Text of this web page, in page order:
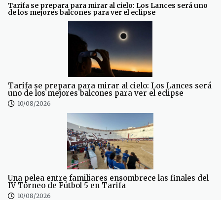
Tarifa se prepara para mirar al cielo: Los Lances será uno
de los mejores balcones para ver el eclipse
Tarifa se prepara para mirar al cielo: Los Lances será
uno de los mejores balcones para ver el eclipse
10/08/2026
Una pelea entre familiares ensombrece las finales del
IV Torneo de Fútbol 5 en Tarifa
10/08/2026